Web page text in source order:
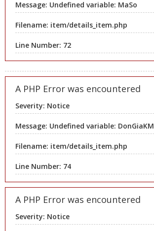
Message: Undefined variable: MaSo
Filename: item/details_item.php
Line Number: 72
A PHP Error was encountered
Severity: Notice
Message: Undefined variable: DonGiaKM
Filename: item/details_item.php
Line Number: 74
A PHP Error was encountered
Severity: Notice